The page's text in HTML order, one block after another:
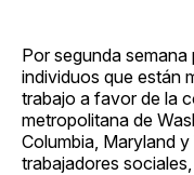
Por segunda
individuos que están
trabajo a favor de la
metropolitana de
Columbia, Maryland
trabajadores